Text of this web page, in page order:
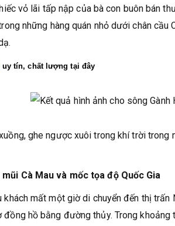
vỏ lãi tấp nập của bà con buôn bán
những hàng quán nhỏ dưới chân cầu
uy tín, chất lượng tại đây
ghe ngược xuôi trong khí trời
Cà Mau và mốc tọa độ Quốc Gia
khách mất một giờ di chuyển đến thị
hồ bằng đường thủy. Trong